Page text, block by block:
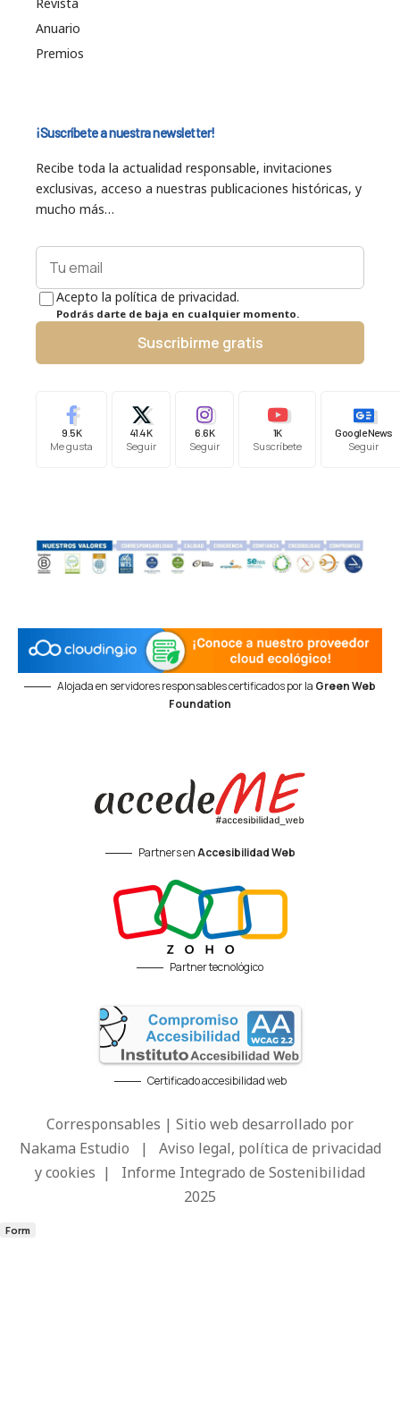
Anuario
Premios
¡Suscríbete a nuestra newsletter!
Recibe toda la actualidad responsable, invitaciones
exclusivas, acceso a nuestras publicaciones históricas, y
mucho más…
Acepto la política de privacidad.
Podrás darte de baja en cualquier momento.
Suscribirme gratis
9.5K
Me gusta
41.4K
Seguir
6.6K
Seguir
1K
Suscríbete
Google News
Seguir
Alojada en servidores responsables certificados por la Green Web
Foundation
Partners enAccesibilidad Web
Partner tecnológico
Certificado accesibilidad web
Corresponsables | Sitio web desarrollado por
Nakama Estudio | Aviso legal, política de privacidad
y cookies | Informe Integrado de Sostenibilidad
2025
Form